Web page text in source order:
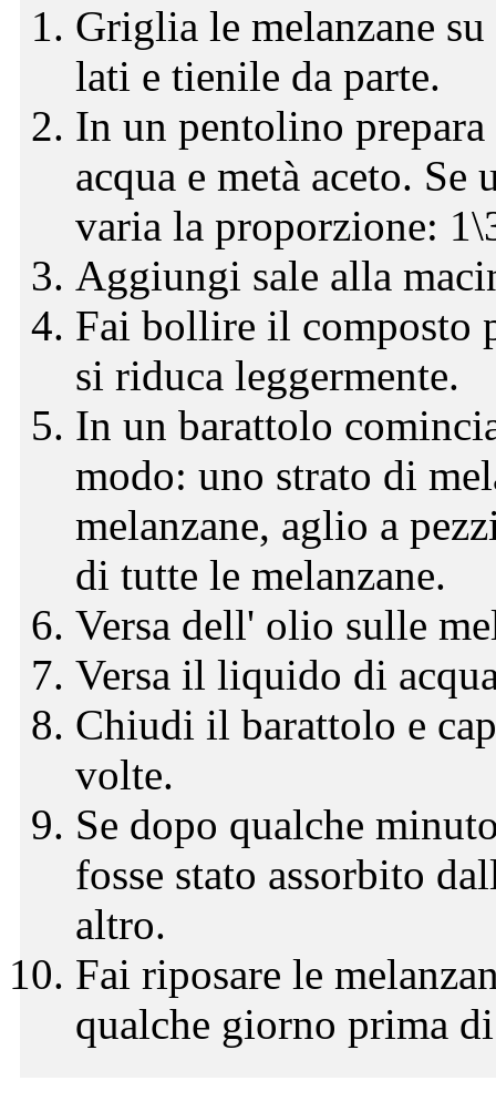
Griglia le melanzane
lati e tienile da parte.
In un pentolino
acqua e metà aceto.
varia la proporzione:
Aggiungi sale alla
Fai bollire il composto
si riduca leggermente.
In un barattolo
modo: uno strato di
melanzane, aglio a
di tutte le melanzane.
Versa dell' olio sulle
Versa il liquido di
Chiudi il barattolo e
volte.
Se dopo qualche
fosse stato assorbito
altro.
Fai riposare le
qualche giorno prima